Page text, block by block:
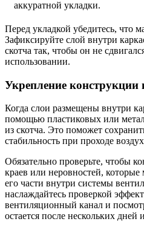
аккуратной укладки.
Перед укладкой убедитесь, что
Зафиксируйте слой внутри
скотча так, чтобы он не
использовании.
Укрепление конструкции
Когда слои размещены внутри
помощью пластиковых или
из скотча. Это поможет
стабильность при проходе
Обязательно проверьте, чтобы
краев или неровностей,
его части внутри системы
наслаждайтесь проверкой
вентиляционный канал и
остается после нескольких дней